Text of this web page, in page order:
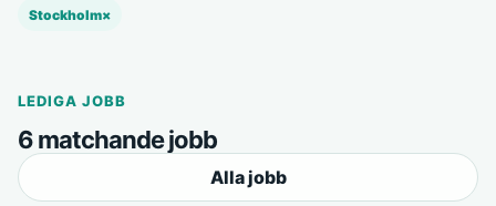
Stockholm×
LEDIGA JOBB
6 matchande jobb
Alla jobb